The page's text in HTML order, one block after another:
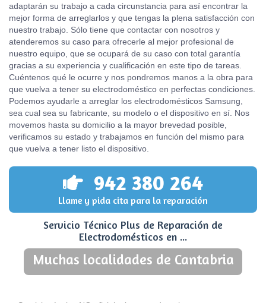
adaptarán su trabajo a cada circunstancia para así encontrar la
mejor forma de arreglarlos y que tengas la plena satisfacción con
nuestro trabajo. Sólo tiene que contactar con nosotros y
atenderemos su caso para ofrecerle al mejor profesional de
nuestro equipo, que se ocupará de su caso con total garantía
gracias a su experiencia y cualificación en este tipo de tareas.
Cuéntenos qué le ocurre y nos pondremos manos a la obra para
que vuelva a tener su electrodoméstico en perfectas condiciones.
Podemos ayudarle a arreglar los electrodomésticos Samsung,
sea cual sea su fabricante, su modelo o el dispositivo en sí. Nos
movemos hasta su domicilio a la mayor brevedad posible,
verificamos su estado y trabajamos en función del mismo para
que vuelva a tener listo el dispositivo.
942 380 264
Llame y pida cita para la reparación
Servicio Técnico Plus de Reparación de
Electrodomésticos en ...
Muchas localidades de Cantabria